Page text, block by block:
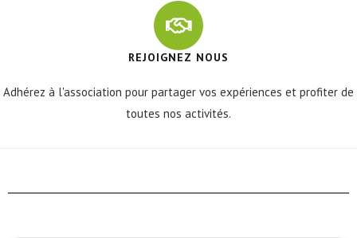
REJOIGNEZ NOUS
Adhérez à l'association pour partager vos expériences et profiter de
toutes nos activités.